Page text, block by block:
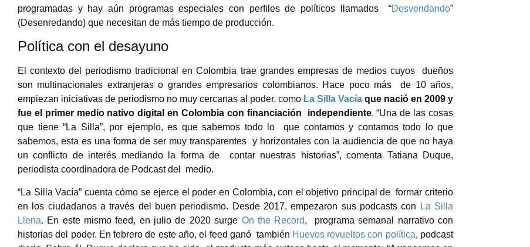
programadas y hay aún programas especiales con perfiles de políticos llamados “Desvendando”
(Desenredando) que necesitan de más tiempo de producción.
Política con el desayuno
El contexto del periodismo tradicional en Colombia trae grandes empresas de medios cuyos dueños
son multinacionales extranjeras o grandes empresarios colombianos. Hace poco más de 10 años,
empiezan iniciativas de periodismo no muy cercanas al poder, como La Silla Vacía que nació en 2009 y
fue el primer medio nativo digital en Colombia con financiación
independiente. “Una de las cosas
que tiene “La Silla”, por ejemplo, es que sabemos todo lo que contamos y contamos todo lo que
sabemos, esta es una forma de ser muy transparentes y horizontales con la audiencia de que no haya
un conflicto de interés mediando la forma de contar nuestras historias”, comenta Tatiana Duque,
periodista coordinadora de Podcast del medio.
“La Silla Vacía” cuenta cómo se ejerce el poder en Colombia, con el objetivo principal de formar criterio
en los ciudadanos a través del buen periodismo. Desde 2017, empezaron sus podcasts con
La Silla
Llena. En este mismo feed, en julio de 2020 surge On the Record,
programa semanal narrativo con
historias del poder. En febrero de este año, el feed ganó también Huevos revueltos con política, podcast